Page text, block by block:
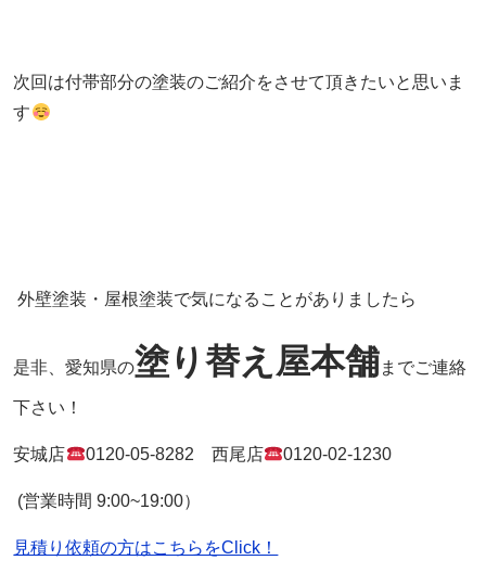
次回は付帯部分の塗装のご紹介をさせて頂きたいと思いま
す
外壁塗装・屋根塗装で気になることがありましたら
是非、愛知県の塗り替え屋本舗までご連絡
下さい！
安城店 0120-05-8282 西尾店 0120-02-1230
(営業時間 9:00~19:00）
見積り依頼の方はこちらをClick！